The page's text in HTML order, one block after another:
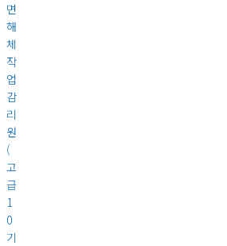
면
해
체
작
업
감
리
원
(
고
급
1
0
기